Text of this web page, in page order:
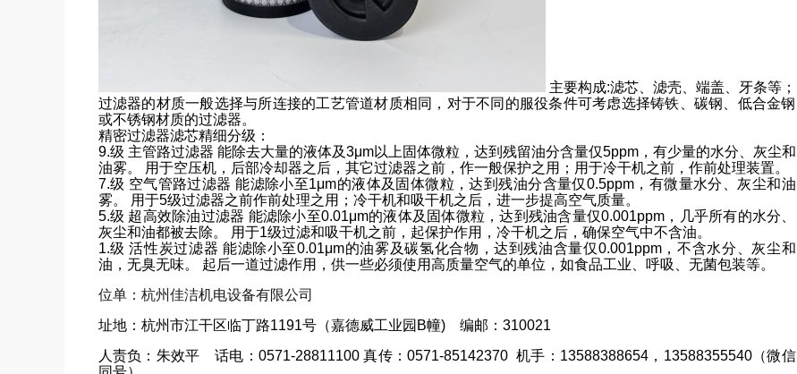
主要构成:滤芯、滤壳、端盖、牙条等；
过滤器的材质一般选择与所连接的工艺管道材质相同，对于不同的服役条件可考虑选择铸铁、碳钢、低合金钢
或不锈钢材质的过滤器。
精密过滤器滤芯精细分级：
9.级 主管路过滤器 能除去大量的液体及3μm以上固体微粒，达到残留油分含量仅5ppm，有少量的水分、灰尘和
油雾。 用于空压机，后部冷却器之后，其它过滤器之前，作一般保护之用；用于冷干机之前，作前处理装置。
7.级 空气管路过滤器 能滤除小至1μm的液体及固体微粒，达到残油分含量仅0.5ppm，有微量水分、灰尘和油
雾。 用于5级过滤器之前作前处理之用；冷干机和吸干机之后，进一步提高空气质量。
5.级 超高效除油过滤器 能滤除小至0.01μm的液体及固体微粒，达到残油含量仅0.001ppm，几乎所有的水分、
灰尘和油都被去除。 用于1级过滤和吸干机之前，起保护作用，冷干机之后，确保空气中不含油。
1.级 活性炭过滤器 能滤除小至0.01μm的油雾及碳氢化合物，达到残油含量仅0.001ppm，不含水分、灰尘和
油，无臭无味。 起后一道过滤作用，供一些必须使用高质量空气的单位，如食品工业、呼吸、无菌包装等。
位单：杭州佳洁机电设备有限公司
址地：杭州市江干区临丁路1191号（嘉德威工业园B幢) 编邮：310021
人责负：朱效平 话电：0571-28811100 真传：0571-85142370 机手：13588388654，13588355540（微信